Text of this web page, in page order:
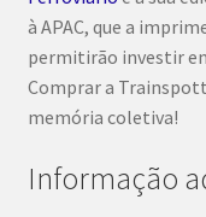
à APAC, que a
permitirão investir
Comprar a
memória coletiva!
Informação